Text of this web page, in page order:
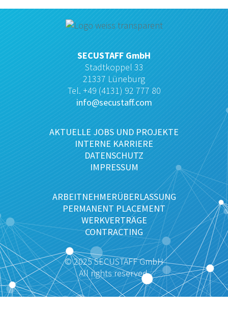
SECUSTAFF GmbH
Stadtkoppel 33
21337 Lüneburg
Tel. +49 (4131) 92 777 80
info@secustaff.com
AKTUELLE JOBS UND PROJEKTE
INTERNE KARRIERE
DATENSCHUTZ
IMPRESSUM
ARBEITNEHMERÜBERLASSUNG
PERMANENT PLACEMENT
WERKVERTRÄGE
CONTRACTING
© 2025 SECUSTAFF GmbH
All rights reserved.